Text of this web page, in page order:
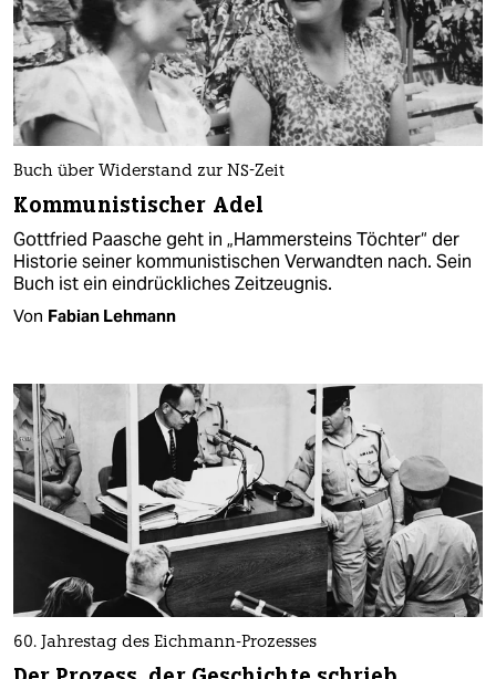
Buch über Widerstand zur NS-Zeit
Kommunistischer Adel
Gottfried Paasche geht in „Hammersteins Töchter“ der
Historie seiner kommunistischen Verwandten nach. Sein
Buch ist ein eindrückliches Zeitzeugnis.
Von Fabian Lehmann
60. Jahrestag des Eichmann-Prozesses